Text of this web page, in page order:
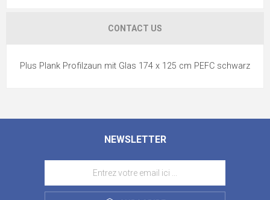
CONTACT US
Plus Plank Profilzaun mit Glas 174 x 125 cm PEFC schwarz
NEWSLETTER